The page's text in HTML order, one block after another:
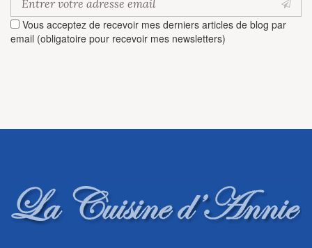
Vous acceptez de recevoir mes derniers articles de blog par
email (obligatoire pour recevoir mes newsletters)